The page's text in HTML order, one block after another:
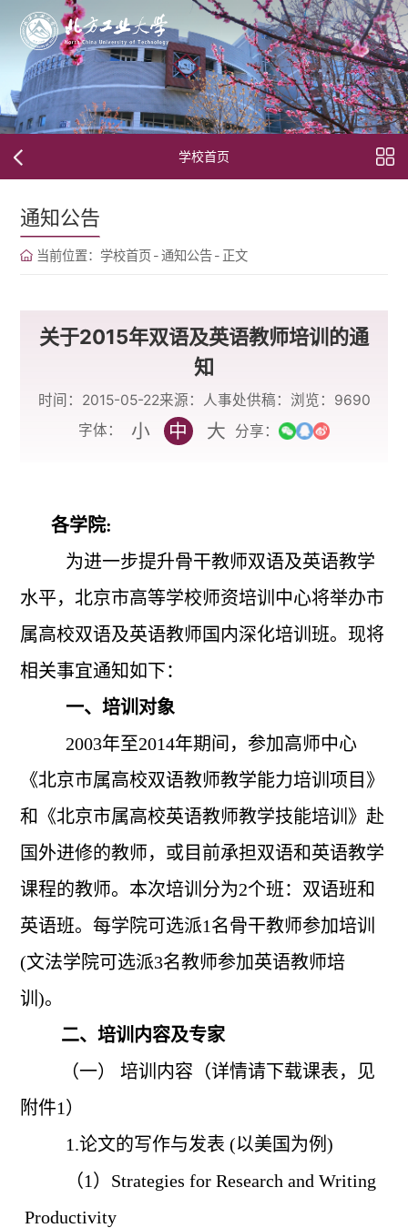
学校首页
通知公告
当前位置： 学校首页-通知公告- 正文
关于2015年双语及英语教师培训的通
知
时间：2015-05-22来源：人事处供稿： 浏览： 9690
字体：
小 中 大 分享：
各学院:
为进一步提升骨干教师双语及英语教学
水平，北京市高等学校师资培训中心将举办市
属高校双语及英语教师国内深化培训班。现将
相关事宜通知如下：
一、培训对象
2003年至2014年期间，参加高师中心
《北京市属高校双语教师教学能力培训项目》
和《北京市属高校英语教师教学技能培训》赴
国外进修的教师，或目前承担双语和英语教学
课程的教师。本次培训分为2个班：双语班和
英语班。每学院可选派1名骨干教师参加培训
(文法学院可选派3名教师参加英语教师培
训)。
二、培训内容及专家
（一） 培训内容（详情请下载课表，见
附件1）
1.论文的写作与发表 (以美国为例)
（1）Strategies for Research and Writing
Productivity